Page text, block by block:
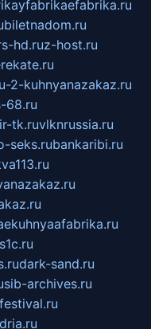
biletnadom.ru
hd.ruz-host.ru
2-kuhnyanazakaz.ru
68.ru
tk.ruvlknrussia.ru
seks.rubankaribi.ru
dark-sand.ru
sib-archives.ru